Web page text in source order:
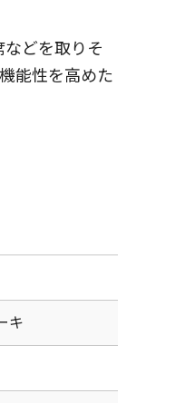
どを取りそ
能性を高めた
キ